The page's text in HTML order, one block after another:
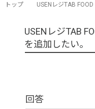
トップ USENレジTAB FOOD
USENレジTAB
を追加したい。